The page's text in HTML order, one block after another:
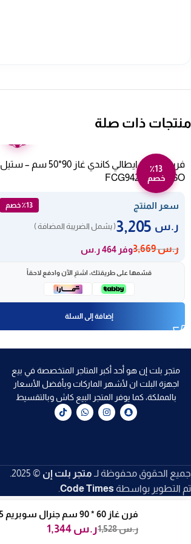
منتجات ذات صلة
٪13
خصم
فرن بلت ان ايطالي كاندي غاز 90*50 سم – ستيل
FCG942DLX SASO
سعر المنتج ٪13 خصم
ر.س ( يشمل الضريبة المضافة )
ر.س3,669 وفر 464 ر.س
قسّمها على طريقتك، اشترِ الآن وادفع لاحقاً
إضافة إلى السلة
متجر بلت إن هو أحد أكبر المتاجر المتخصصة في بيع
اجهزة البلت ان لأشهر الماركات وبأفضل الأسعار
بالمملكة، كما يوفر المتجر البيع كاش وبالتقسيط
جميع الحقوق محفوظة لـ متجر بلت إن © 2025.
تم التطوير بواسطة Code Times
.
ر.س1,528 ر.س